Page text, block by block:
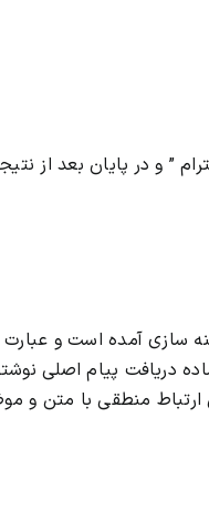
” و در پایان بعد از
سازی آمده است و
دریافت پیام اصلی
منطقی با متن و